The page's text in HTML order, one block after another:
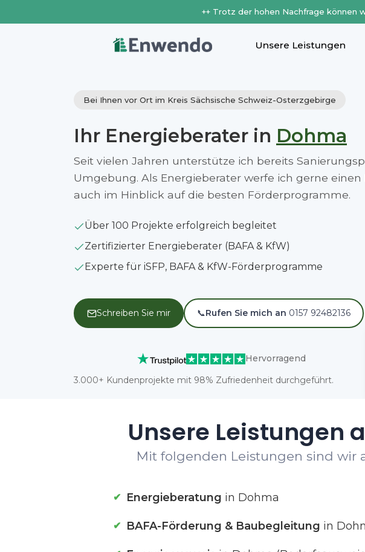
++ Trotz der hohen Nachfrage können
Unsere Leistungen
Bei Ihnen vor Ort im Kreis Sächsische Schweiz-Osterzgebirge
Ihr Energieberater in Dohma
Seit vielen Jahren unterstütze ich bereits
Umgebung. Als Energieberater werfe ich gerne
auch im Hinblick auf die besten Förderprogramme.
Über 100 Projekte erfolgreich begleitet
Zertifizierter Energieberater (BAFA & KfW)
Experte für iSFP, BAFA & KfW-Förderprogramme
Schreiben Sie mir 📞Rufen Sie mich an 0157 92482136
Hervorragend
3.000+ Kundenprojekte mit 98% Zufriedenheit durchgeführt.
Unsere Leistungen
Mit folgenden Leistungen sind wir
Energieberatung in Dohma
BAFA-Förderung & Baubegleitung in